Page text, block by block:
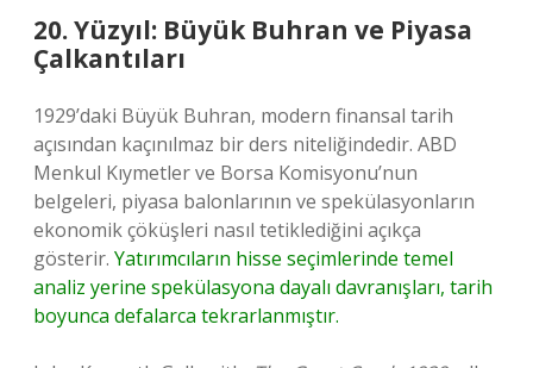
20. Yüzyıl: Büyük Buhran ve Piyasa
Çalkantıları
1929’daki Büyük Buhran, modern finansal tarih
açısından kaçınılmaz bir ders niteliğindedir. ABD
Menkul Kıymetler ve Borsa Komisyonu’nun
belgeleri, piyasa balonlarının ve spekülasyonların
ekonomik çöküşleri nasıl tetiklediğini açıkça
gösterir. Yatırımcıların hisse seçimlerinde temel
analiz yerine spekülasyona dayalı davranışları, tarih
boyunca defalarca tekrarlanmıştır.